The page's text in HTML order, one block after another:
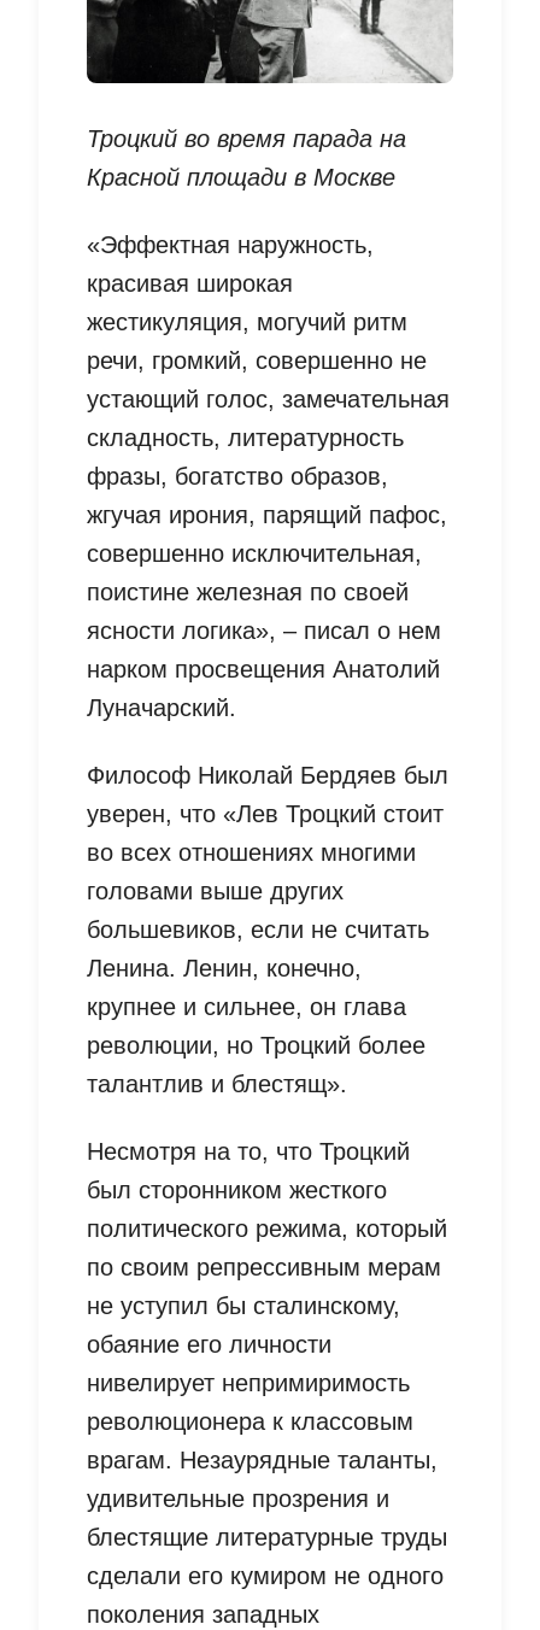
Троцкий во время парада на
Красной площади в Москве
«Эффектная наружность,
красивая широкая
жестикуляция, могучий ритм
речи, громкий, совершенно не
устающий голос, замечательная
складность, литературность
фразы, богатство образов,
жгучая ирония, парящий пафос,
совершенно исключительная,
поистине железная по своей
ясности логика», – писал о нем
нарком просвещения Анатолий
Луначарский.
Философ Николай Бердяев был
уверен, что «Лев Троцкий стоит
во всех отношениях многими
головами выше других
большевиков, если не считать
Ленина. Ленин, конечно,
крупнее и сильнее, он глава
революции, но Троцкий более
талантлив и блестящ».
Несмотря на то, что Троцкий
был сторонником жесткого
политического режима, который
по своим репрессивным мерам
не уступил бы сталинскому,
обаяние его личности
нивелирует непримиримость
революционера к классовым
врагам. Незаурядные таланты,
удивительные прозрения и
блестящие литературные труды
сделали его кумиром не одного
поколения западных